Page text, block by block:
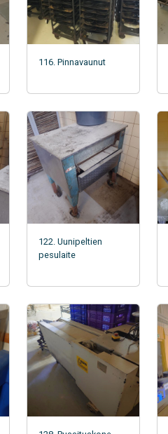
116. Pinnavaunut
122. Uunipeltien
pesulaite